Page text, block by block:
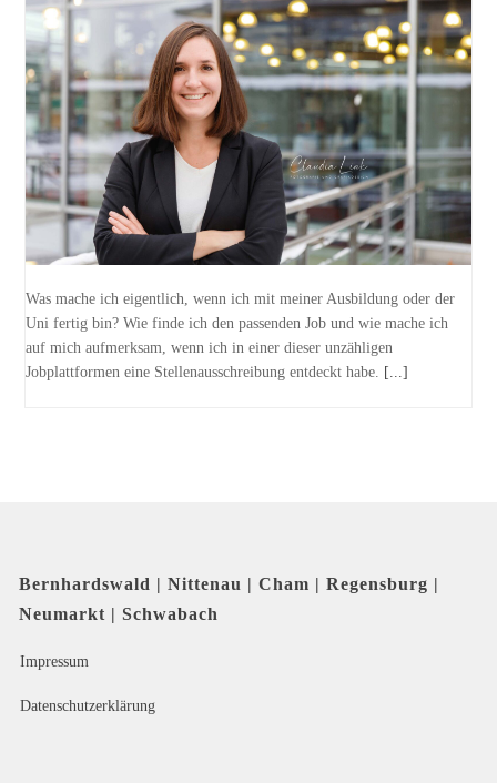
Was mache ich eigentlich, wenn ich mit meiner Ausbildung oder der
Uni fertig bin? Wie finde ich den passenden Job und wie mache ich
auf mich aufmerksam, wenn ich in einer dieser unzähligen
Jobplattformen eine Stellenausschreibung entdeckt habe.
[...]
Bernhardswald | Nittenau | Cham | Regensburg |
Neumarkt | Schwabach
Impressum
Datenschutzerklärung